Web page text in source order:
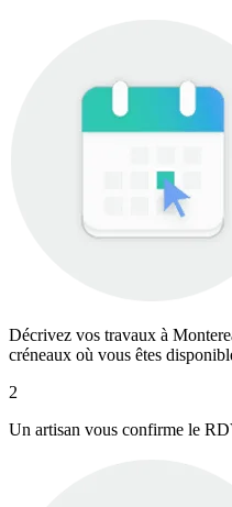
Décrivez vos travaux à
créneaux où vous êtes
2
Un artisan vous confirme le